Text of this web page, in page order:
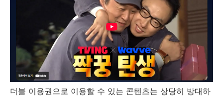
더블 이용권으로 이용할 수 있는 콘텐츠는 상당히 방대하